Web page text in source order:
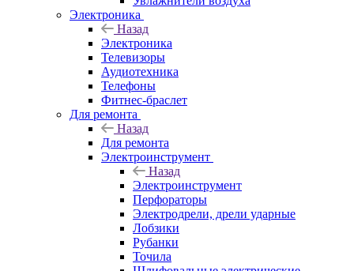
Электроника
Назад
Электроника
Телевизоры
Аудиотехника
Телефоны
Фитнес-браслет
Для ремонта
Назад
Для ремонта
Электроинструмент
Назад
Электроинструмент
Перфораторы
Электродрели, дрели ударные
Лобзики
Рубанки
Точила